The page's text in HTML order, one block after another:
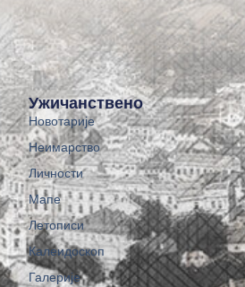
Ужичанствено
Новотарије
Неимарство
Личности
Мапе
Летописи
Калеидоскоп
Галерије